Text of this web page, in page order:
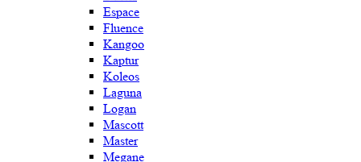
Espace
Fluence
Kangoo
Kaptur
Koleos
Laguna
Logan
Mascott
Master
Megane